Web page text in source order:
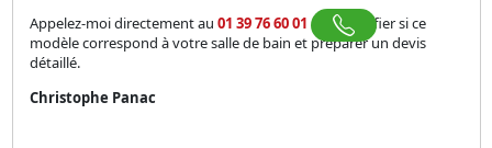
Appelez-moi directement au 01 39 76 60 01 pour vérifier si ce
modèle correspond à votre salle de bain et préparer un devis
détaillé.
Christophe Panac